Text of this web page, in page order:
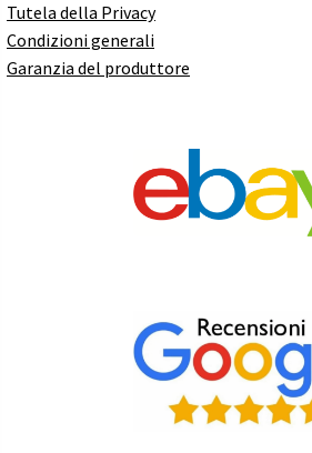
Tutela della Privacy
Condizioni generali
Garanzia del produttore